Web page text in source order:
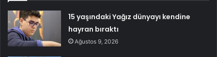
15 yaşındaki Yağız dünyayı kendine
hayran bıraktı
Ağustos 9, 2026